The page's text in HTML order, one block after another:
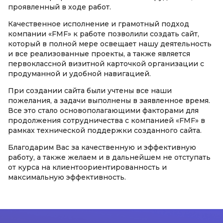
проявленный в ходе работ.
Качественное исполнение и грамотный подход
компании «FMF» к работе позволили создать сайт,
который в полной мере освещает нашу деятельность
и все реализованные проекты, а также является
первоклассной визитной карточкой организации с
продуманной и удобной навигацией.
При создании сайта были учтены все наши
пожелания, а задачи выполнены в заявленное время.
Все это стало основополагающими факторами для
продолжения сотрудничества с компанией «FMF» в
рамках технической поддержки созданного сайта.
Благодарим Вас за качественную и эффективную
работу, а также желаем и в дальнейшем не отступать
от курса на клиентоориентированность и
максимальную эффективность.